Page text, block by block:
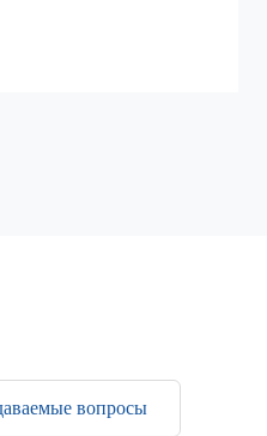
вопросы